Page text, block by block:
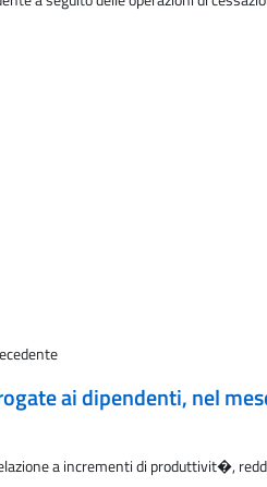
ai dipendenti, nel
a incrementi di produttivit�,